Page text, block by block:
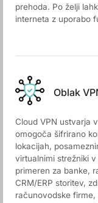
prehoda. Po želji
interneta z uporabo
Oblak
Cloud VPN ustvarja
omogoča šifrirano
lokacijah,
virtualnimi strežniki
primeren za banke,
CRM/ERP storitev,
računovodske